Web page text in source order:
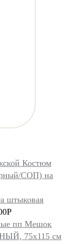
Костюм
СОП) на
штыковая
Р
Мешок
75х115 см